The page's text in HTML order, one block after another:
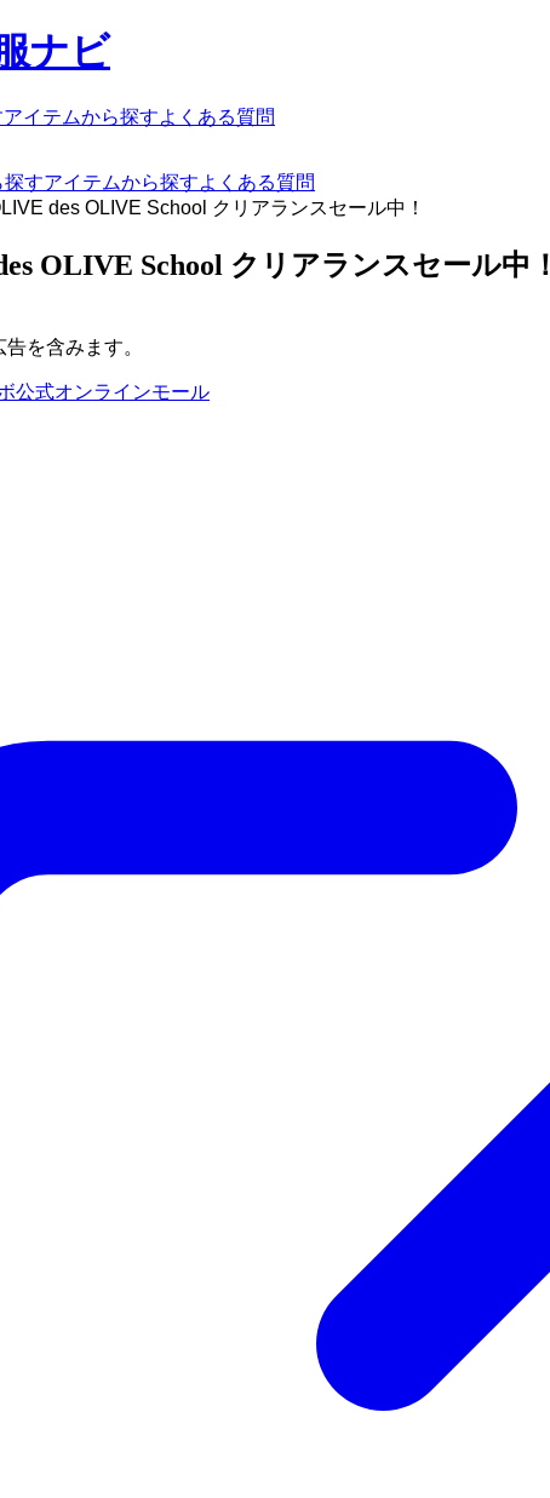
ナビ
アイテムから探すよくある質問
探すアイテムから探すよくある質問
des OLIVE School クリアランスセール中！
OLIVE School クリアランスセール中！
を含みます。
公式オンラインモール